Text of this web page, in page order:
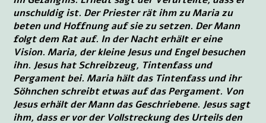
unschuldig ist. Der Priester rät ihm zu Maria zu
beten und Hoffnung auf sie zu setzen. Der Mann
folgt dem Rat auf. In der Nacht erhält er eine
Vision. Maria, der kleine Jesus und Engel besuchen
ihn. Jesus hat Schreibzeug, Tintenfass und
Pergament bei. Maria hält das Tintenfass und ihr
Söhnchen schreibt etwas auf das Pergament. Von
Jesus erhält der Mann das Geschriebene. Jesus sagt
ihm, dass er vor der Vollstreckung des Urteils den